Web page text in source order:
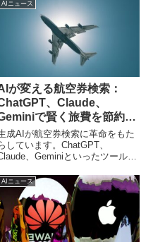
。
AIニュース
が変える航空券検索：
、Claude、
で賢く旅費を節約す
新常識
成AIが航空券検索に革命をもた
しています。ChatGPT、
、Geminiといったツール
ソナライズされたフライトプラ
を提案。本記事では、AIがなぜ
費探索に有効なのか、主要ツー
の比較、日本市場への影響、そ
て未来の旅行計画について専門
イターが深掘りします。
AIニュース